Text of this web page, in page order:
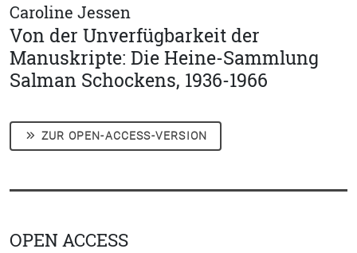
Caroline Jessen
Von der Unverfügbarkeit der
Manuskripte: Die Heine-Sammlung
Salman Schockens, 1936-1966
ZUR OPEN-ACCESS-VERSION
OPEN ACCESS